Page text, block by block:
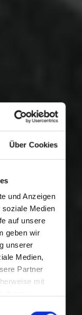
Über Cookies
und Anzeigen
Medien
auf unsere
geben wir
unserer
Medien,
Partner
mit